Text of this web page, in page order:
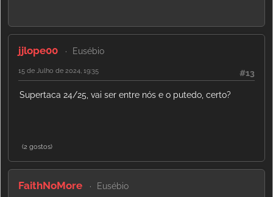
jjlope00 Eusébio
#13
15 de Julho de 2024, 19:35
Supertaca 24/25, vai ser entre nós e o putedo, certo?
(2 gostos)
FaithNoMore Eusébio